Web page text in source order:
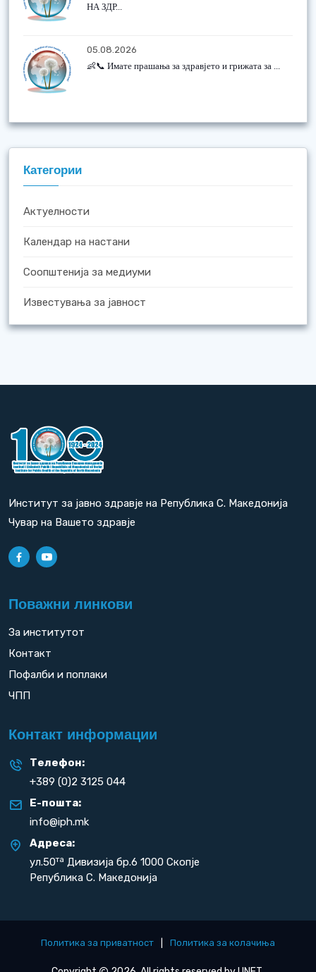
НА ЗДР...
05.08.2026
👶📞 Имате прашања за здравјето и грижата за ...
Категории
Актуелности
Календар на настани
Соопштенија за медиуми
Известувања за јавност
Институт за јавно здравје на Република С. Македонија
Чувар на Вашето здравје
Поважни линкови
За институтот
Контакт
Пофалби и поплаки
ЧПП
Контакт информации
Телефон:
+389 (0)2 3125 044
Е-пошта:
info@iph.mk
Адреса:
ул.50та Дивизија бр.6 1000 Скопје
Република С. Македонија
Политика за приватност Политика за колачиња